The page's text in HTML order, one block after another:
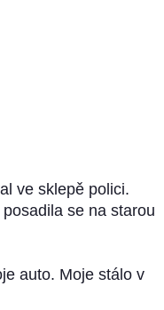
ve sklepě polici.
se na starou
auto. Moje stálo v